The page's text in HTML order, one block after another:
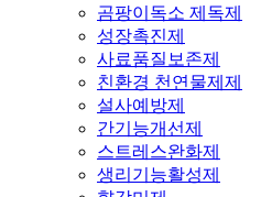
곰팡이독소 제독제
성장촉진제
사료품질보존제
친환경 천연물제제
설사예방제
간기능개선제
스트레스완화제
생리기능활성제